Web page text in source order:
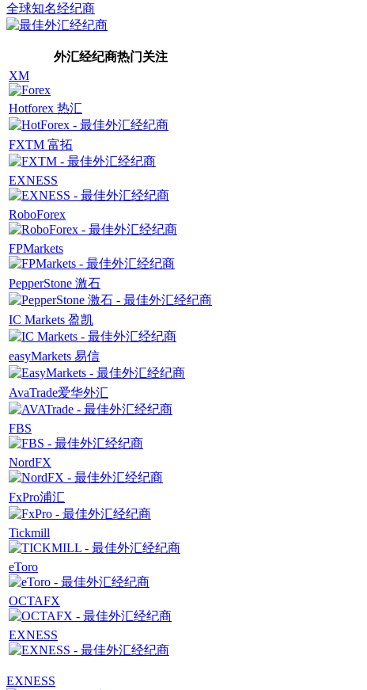
全球知名经纪商
外汇经纪商热门关注
XM
Hotforex 热汇
FXTM 富拓
EXNESS
RoboForex
FPMarkets
PepperStone 激石
IC Markets 盈凯
easyMarkets 易信
AvaTrade爱华外汇
FBS
NordFX
FxPro浦汇
Tickmill
eToro
OCTAFX
EXNESS
EXNESS